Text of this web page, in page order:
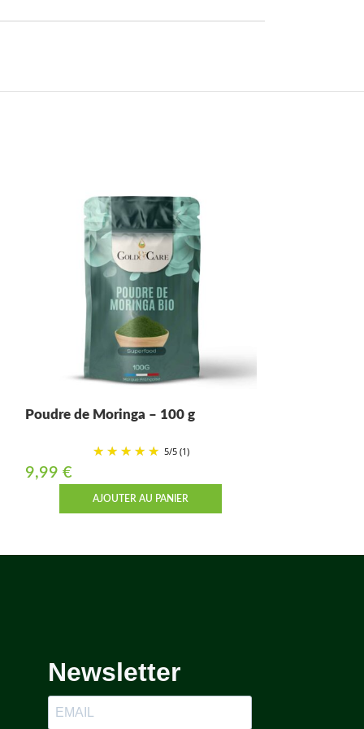
Poudre de Moringa – 100 g
5/5 (1)
9,99 €
AJOUTER AU PANIER
Newsletter